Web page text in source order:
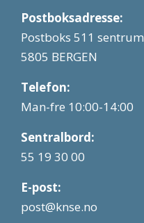
Postboksadresse:
Postboks 511 sentrum
5805 BERGEN
Telefon:
Man-fre 10:00-14:00
Sentralbord:
55 19 30 00
E-post:
post@knse.no